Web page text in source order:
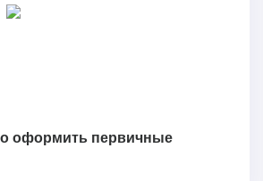
оформить первичные